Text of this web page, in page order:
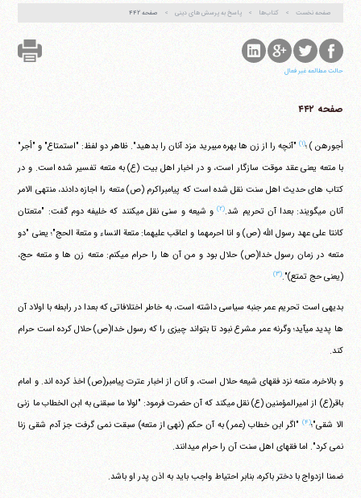
صفحه نخست کتاب‌ها پاسخ به پرسش های دینی صفحه ۴۴۲
حالت مطالعه غیر فعال
صفحه ۴۴۲
أجورهن ) ؛(۱)
"آنچه را از زن ها بهره می‎برید مزد آنان را بدهید". ظاهر دو لفظ: "استمتاع" و "أجر"
با متعه یعنی عقد موقت سازگار است، و در اخبار اهل بیت (ع) به متعه تفسیر شده است. و در
کتاب های حدیث اهل سنت نقل شده است که پیامبراکرم (ص) متعه را اجازه دادند، منتهی الامر
آنان می‎گویند: بعدا آن تحریم شد.
(۲)
و شیعه و سنی نقل می‎کنند که خلیفه دوم گفت: "متعتان
کانتا علی عهد رسول الله (ص) و انا احرمهما و اعاقب علیهما: متعة النساء و متعة الحج"؛ یعنی "دو
متعه در زمان رسول خدا(ص) حلال بود و من آن ها را حرام می‎کنم: متعه زن ها و متعه حج،
(یعنی حج تمتع)".(۳)
بدیهی است تحریم عمر جنبه سیاسی داشته است، به خاطر اختلافاتی که بعدا در رابطه با اولاد آن
ها پدید می‎آید؛ وگرنه عمر مشرع نبود تا بتواند چیزی را که رسول خدا(ص) حلال کرده است حرام
کند.
و بالاخره، متعه نزد فقهای شیعه حلال است، و آنان از اخبار عترت پیامبر(ص) اخذ کرده اند. و امام
باقر(ع) از امیرالمؤمنین (ع) نقل می‎کند که آن حضرت فرمود: "لولا ما سبقنی به ابن الخطاب ما زنی
الا شقی"؛(۴)
"اگر ابن خطاب (عمر) به آن حکم (نهی از متعه) سبقت نمی گرفت جز آدم شقی زنا
نمی کرد". اما فقهای اهل سنت آن را حرام می‎دانند.
ضمنا ازدواج با دختر باکره، بنابر احتیاط واجب باید به اذن پدر او باشد.